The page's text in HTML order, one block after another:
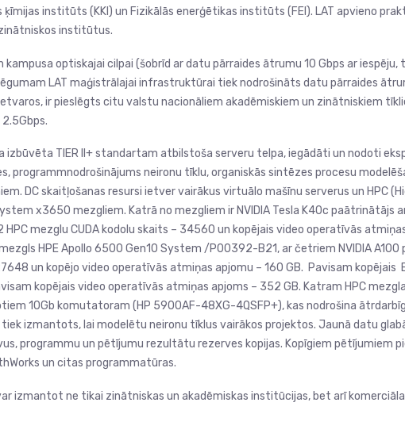
ķīmijas institūts (KKI) un Fizikālās enerģētikas institūts (FEI). LAT apvieno
institūtus.
optiskajai cilpai (šobrīd ar datu pārraides ātrumu 10 Gbps ar iespēju,
LAT maģistrālajai infrastruktūrai tiek nodrošināts datu pārraides
ietvaros, ir pieslēgts citu valstu nacionāliem akadēmiskiem un zinātniskiem
izbūvēta TIER II+ standartam atbilstoša serveru telpa, iegādāti un nodoti
programmnodrošinājums neironu tīklu, organiskās sintēzes procesu
DC skaitļošanas resursi ietver vairākus virtuālo mašīnu serverus un HPC
x3650 mezgliem. Katrā no mezgliem ir NVIDIA Tesla K40c paātrinātājs
HPC mezglu CUDA kodolu skaits – 34560 un kopējais video operatīvās atmiņas
HPE Apollo 6500 Gen10 System /P00392-B21, ar četriem NVIDIA
un kopējo video operatīvās atmiņas apjomu – 160 GB. Pavisam kopējais
kopējais video operatīvās atmiņas apjoms – 352 GB. Katram HPC
10Gb komutatoram (HP 5900AF-48XG-4QSFP+), kas nodrošina
tiek izmantots, lai modelētu neironu tīklus vairākos projektos. Jaunā datu
programmu un pētījumu rezultātu rezerves kopijas. Kopīgiem pētījumiem
un citas programmatūras.
izmantot ne tikai zinātniskas un akadēmiskas institūcijas, bet arī